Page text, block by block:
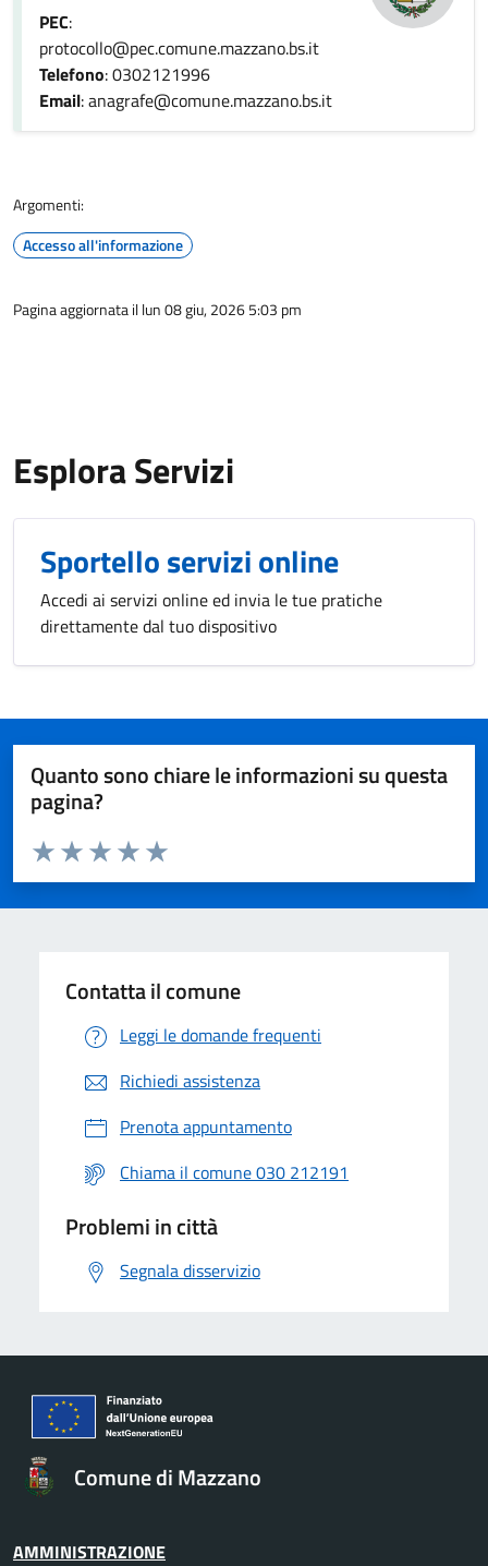
PEC:
protocollo@pec.comune.mazzano.bs.it
Telefono: 0302121996
Email: anagrafe@comune.mazzano.bs.it
Argomenti:
Accesso all'informazione
Pagina aggiornata il lun 08 giu, 2026 5:03 pm
Esplora Servizi
Sportello servizi online
Accedi ai servizi online ed invia le tue pratiche
direttamente dal tuo dispositivo
Quanto sono chiare le informazioni su questa
pagina?
Valuta da 1 a 5 stelle la pagina
Valuta 5 stelle su 5
Valuta 4 stelle su 5
Valuta 3 stelle su 5
Valuta 2 stelle su 5
Valuta 1 stelle su 5
Contatta il comune
Leggi le domande frequenti
Richiedi assistenza
Prenota appuntamento
Chiama il comune 030 212191
Problemi in città
Segnala disservizio
Comune di Mazzano
AMMINISTRAZIONE